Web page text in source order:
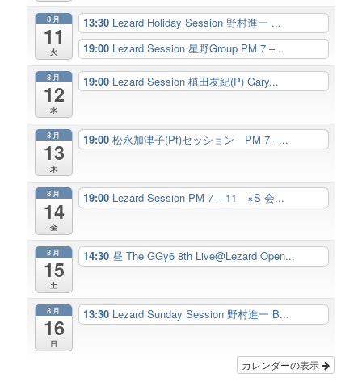
8月
11
火
13:30 Lezard Holiday Session 野村進一 ...
19:00 Lezard Session 星野Group PM 7 –...
8月
12
水
19:00 Lezard Session 槙田友紀(P) Gary...
8月
13
木
19:00松永加津子(Pf)セッション PM 7 –...
8月
14
金
19:00 Lezard Session PM 7 – 11 ※S 会...
8月
15
土
14:30昼 The GGy6 8th Live@Lezard Open...
8月
16
日
13:30 Lezard Sunday Session 野村進一 B...
カレンダーの表示